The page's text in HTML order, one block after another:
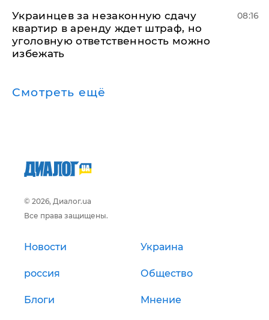
Украинцев за незаконную сдачу
квартир в аренду ждет штраф, но
уголовную ответственность можно
избежать
08:16
Смотреть ещё
© 2026, Диалог.ua
Все права защищены.
Новости Украина
россия Общество
Блоги Мнение